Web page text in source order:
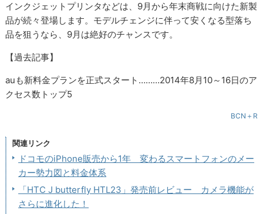
インクジェットプリンタなどは、9月から年末商戦に向けた新製
品が続々登場します。モデルチェンジに伴って安くなる型落ち
品を狙うなら、9月は絶好のチャンスです。
【過去記事】
auも新料金プランを正式スタート………2014年8月10～16日のア
クセス数トップ5
BCN＋R
関連リンク
ドコモのiPhone販売から1年 変わるスマートフォンのメー
カー勢力図と料金体系
「HTC J butterfly HTL23」発売前レビュー カメラ機能が
さらに進化した！